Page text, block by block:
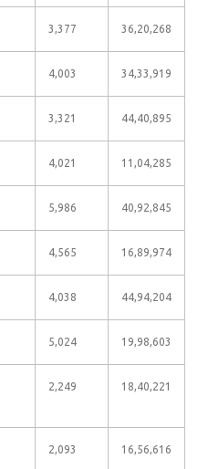
3,377 36,20,268
4,003 34,33,919
3,321 44,40,895
4,021 11,04,285
5,986 40,92,845
4,565 16,89,974
4,038 44,94,204
5,024 19,98,603
2,249 18,40,221
2,093 16,56,616